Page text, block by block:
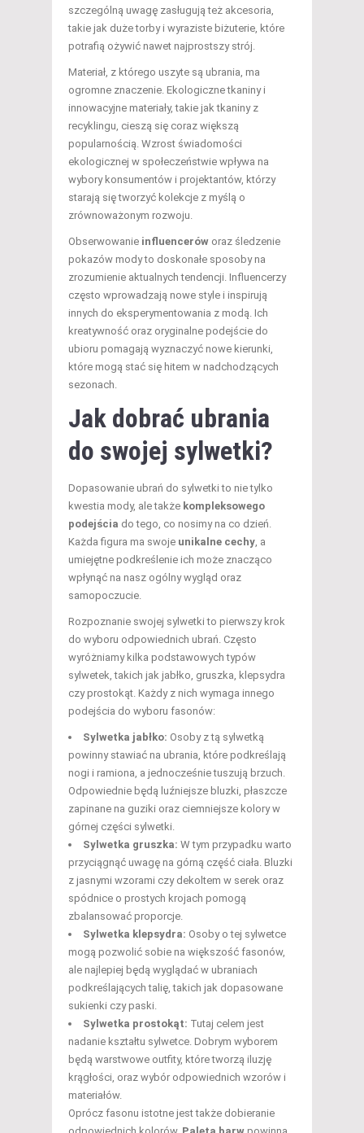
szczególną uwagę zasługują też akcesoria,
takie jak duże torby i wyraziste biżuterie, które
potrafią ożywić nawet najprostszy strój.
Materiał, z którego uszyte są ubrania, ma
ogromne znaczenie. Ekologiczne tkaniny i
innowacyjne materiały, takie jak tkaniny z
recyklingu, cieszą się coraz większą
popularnością. Wzrost świadomości
ekologicznej w społeczeństwie wpływa na
wybory konsumentów i projektantów, którzy
starają się tworzyć kolekcje z myślą o
zrównoważonym rozwoju.
Obserwowanie influencerów oraz śledzenie
pokazów mody to doskonałe sposoby na
zrozumienie aktualnych tendencji. Influencerzy
często wprowadzają nowe style i inspirują
innych do eksperymentowania z modą. Ich
kreatywność oraz oryginalne podejście do
ubioru pomagają wyznaczyć nowe kierunki,
które mogą stać się hitem w nadchodzących
sezonach.
Jak dobrać ubrania
do swojej sylwetki?
Dopasowanie ubrań do sylwetki to nie tylko
kwestia mody, ale także kompleksowego
podejścia do tego, co nosimy na co dzień.
Każda figura ma swoje unikalne cechy , a
umiejętne podkreślenie ich może znacząco
wpłynąć na nasz ogólny wygląd oraz
samopoczucie.
Rozpoznanie swojej sylwetki to pierwszy krok
do wyboru odpowiednich ubrań. Często
wyróżniamy kilka podstawowych typów
sylwetek, takich jak jabłko, gruszka, klepsydra
czy prostokąt. Każdy z nich wymaga innego
podejścia do wyboru fasonów:
Sylwetka jabłko: Osoby z tą sylwetką
powinny stawiać na ubrania, które podkreślają
nogi i ramiona, a jednocześnie tuszują brzuch.
Odpowiednie będą luźniejsze bluzki, płaszcze
zapinane na guziki oraz ciemniejsze kolory w
górnej części sylwetki.
Sylwetka gruszka: W tym przypadku warto
przyciągnąć uwagę na górną część ciała. Bluzki
z jasnymi wzorami czy dekoltem w serek oraz
spódnice o prostych krojach pomogą
zbalansować proporcje.
Sylwetka klepsydra: Osoby o tej sylwetce
mogą pozwolić sobie na większość fasonów,
ale najlepiej będą wyglądać w ubraniach
podkreślających talię, takich jak dopasowane
sukienki czy paski.
Sylwetka prostokąt: Tutaj celem jest
nadanie kształtu sylwetce. Dobrym wyborem
będą warstwowe outfity, które tworzą iluzję
krągłości, oraz wybór odpowiednich wzorów i
materiałów.
Oprócz fasonu istotne jest także dobieranie